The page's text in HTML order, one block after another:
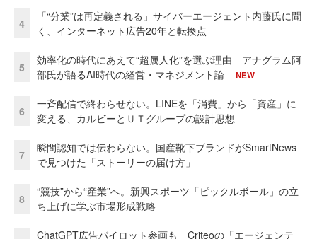
4
「“分業”は再定義される」サイバーエージェント内藤氏に聞
く、インターネット広告20年と転換点
5
効率化の時代にあえて“超属人化”を選ぶ理由 アナグラム阿
部氏が語るAI時代の経営・マネジメント論
NEW
6
一斉配信で終わらせない。LINEを「消費」から「資産」に
変える、カルビーとＵＴグループの設計思想
7
瞬間認知では伝わらない。国産靴下ブランドがSmartNews
で見つけた「ストーリーの届け方」
8
“競技”から“産業”へ。新興スポーツ「ピックルボール」の立
ち上げに学ぶ市場形成戦略
ChatGPT広告パイロット参画も Criteoの「エージェンテ